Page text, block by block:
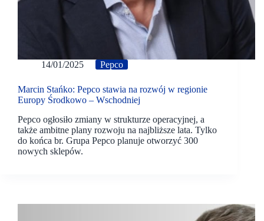
14/01/2025 Pepco
Marcin Stańko: Pepco stawia na rozwój w regionie
Europy Środkowo – Wschodniej
Pepco ogłosiło zmiany w strukturze operacyjnej, a
także ambitne plany rozwoju na najbliższe lata. Tylko
do końca br. Grupa Pepco planuje otworzyć 300
nowych sklepów.